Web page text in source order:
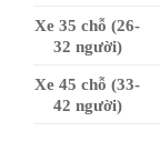
Xe 35 chỗ (26-
32 người)
Xe 45 chỗ (33-
42 người)